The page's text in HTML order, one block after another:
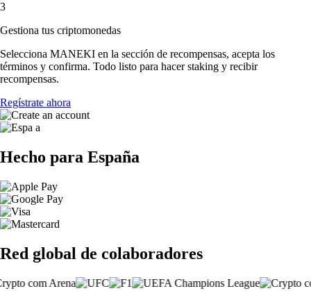
3
Gestiona tus criptomonedas
Selecciona MANEKI en la sección de recompensas, acepta los
términos y confirma. Todo listo para hacer staking y recibir
recompensas.
Regístrate ahora
Hecho para España
Red global de colaboradores